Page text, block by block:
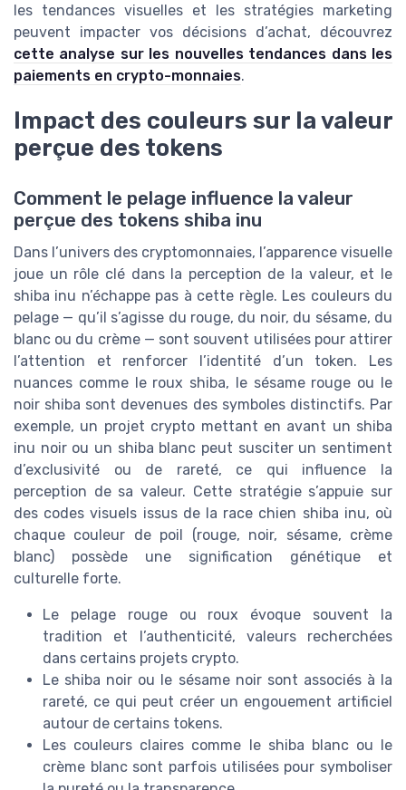
les tendances visuelles et les stratégies marketing
peuvent impacter vos décisions d’achat, découvrez
cette analyse sur les nouvelles tendances dans les
paiements en crypto-monnaies.
Impact des couleurs sur la valeur
perçue des tokens
Comment le pelage influence la valeur
perçue des tokens shiba inu
Dans l’univers des cryptomonnaies, l’apparence visuelle
joue un rôle clé dans la perception de la valeur, et le
shiba inu n’échappe pas à cette règle. Les couleurs du
pelage — qu’il s’agisse du rouge, du noir, du sésame, du
blanc ou du crème — sont souvent utilisées pour attirer
l’attention et renforcer l’identité d’un token. Les
nuances comme le roux shiba, le sésame rouge ou le
noir shiba sont devenues des symboles distinctifs. Par
exemple, un projet crypto mettant en avant un shiba
inu noir ou un shiba blanc peut susciter un sentiment
d’exclusivité ou de rareté, ce qui influence la
perception de sa valeur. Cette stratégie s’appuie sur
des codes visuels issus de la race chien shiba inu, où
chaque couleur de poil (rouge, noir, sésame, crème
blanc) possède une signification génétique et
culturelle forte.
Le pelage rouge ou roux évoque souvent la
tradition et l’authenticité, valeurs recherchées
dans certains projets crypto.
Le shiba noir ou le sésame noir sont associés à la
rareté, ce qui peut créer un engouement artificiel
autour de certains tokens.
Les couleurs claires comme le shiba blanc ou le
crème blanc sont parfois utilisées pour symboliser